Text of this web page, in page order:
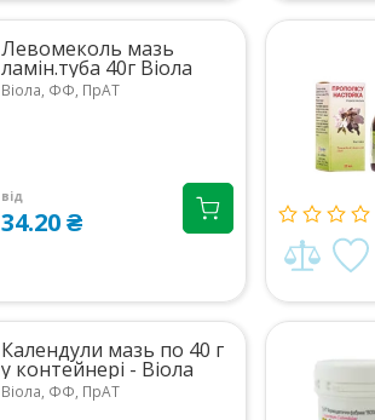
Левомеколь мазь
ламін.туба 40г Віола
Віола, ФФ, ПрАТ
від
34.20 ₴
Календули мазь по 40 г
у контейнері - Віола
Віола, ФФ, ПрАТ